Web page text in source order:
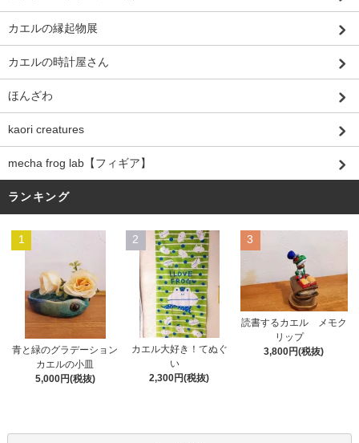
カエルの縁起物展
カエルの時計屋さん
ほんざわ
kaori creatures
mecha frog lab【フィギア】
ランキング
1
青と緑のグラデーション
カエルの小皿
5,000円(税抜)
2
カエル大好き！てぬぐ
い
2,300円(税抜)
3
読書するカエル メモク
リップ
3,800円(税抜)